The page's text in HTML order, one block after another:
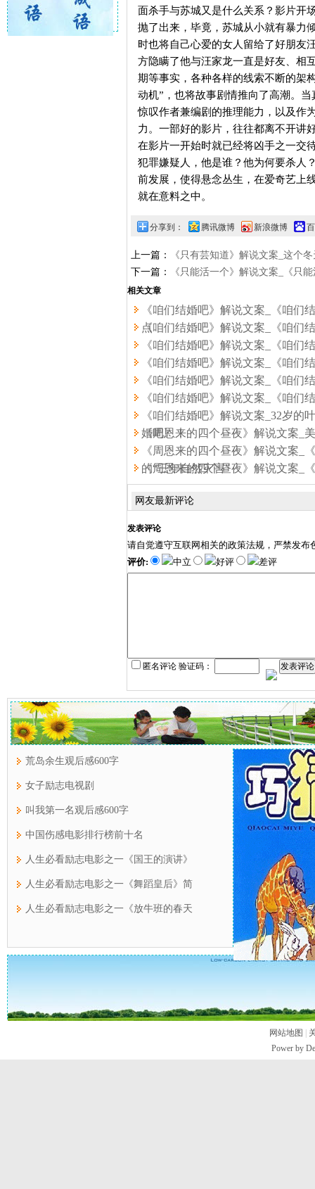
面杀手与苏城又是什么关系？影片开
抛了出来，毕竟，苏城从小就有暴力
时也将自己心爱的女人留给了好朋友
方隐瞒了他与汪家龙一直是好友、相
期等事实，各种各样的线索不断的架
动机”，也将故事剧情推向了高潮。
惊叹作者兼编剧的推理能力，以及作
力。一部好的影片，往往都离不开讲
在影片一开始时就已经将凶手之一交
犯罪嫌疑人，他是谁？他为何要杀人
前发展，使得悬念丛生，在爱奇艺上
就在意料之中。
分享到： 腾讯微博 新浪微博
上一篇：
《只有芸知道》解说文案_这个
来了
下一篇： 《只能活一个》解说文案_《只
相关文章
《咱们结婚吧》解说文案_《咱们
点
《咱们结婚吧》解说文案_《咱们
《咱们结婚吧》解说文案_《咱们
《咱们结婚吧》解说文案_《咱们
《咱们结婚吧》解说文案_《咱
《咱们结婚吧》解说文案_《咱们
《咱们结婚吧》解说文案_32岁的
婚吧》！
《周恩来的四个昼夜》解说文案
《周恩来的四个昼夜》解说文案_
的“三年自然灾害”
《周恩来的四个昼夜》解说文案_
《一九四二》
网友最新评论
发表评论
请自觉遵守互联网相关的政策法规，严禁发布
评价:
中立 好评 差评
匿名评论 验证码： 发表评论
荒岛余生观后感600字
女子励志电视剧
叫我第一名观后感600字
中国伤感电影排行榜前十名
人生必看励志电影之一《国王的演讲》
人生必看励志电影之一《舞蹈皇后》简
人生必看励志电影之一《放牛班的春天
网站地图 |
Power by